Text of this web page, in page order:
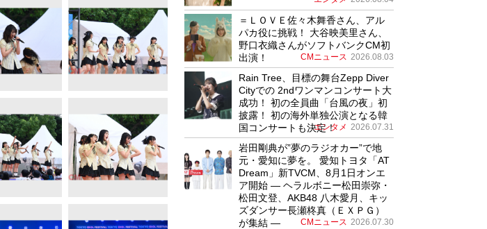
＝ＬＯＶＥ佐々木舞香さん、アル
パカ役に挑戦！ 大谷映美里さん、
野口衣織さんがソフトバンクCM初
出演！
CMニュース 2026.08.03
Rain Tree、目標の舞台Zepp Diver
Cityでの 2ndワンマンコンサート大
成功！ 初の全員曲「台風の夜」初
披露！ 初の海外単独公演となる韓
国コンサートも決定！
エンタメ 2026.07.31
岩田剛典が”夢のラジオカー”で地
元・愛知に夢を。 愛知トヨタ「AT
Dream」新TVCM、8月1日オンエ
ア開始 ― ヘラルボニー松田崇弥・
松田文登、AKB48 八木愛月、キッ
ズダンサー長瀬柊真（ＥＸＰＧ）
が集結 ―
CMニュース 2026.07.30